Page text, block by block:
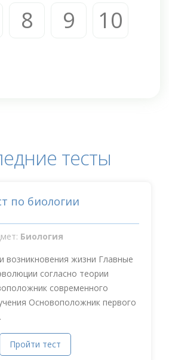
8 9
10
тесты
по биологии
Биология
возникновения жизни Главные
согласно теории
современного
Основоположник первого
Пройти тест